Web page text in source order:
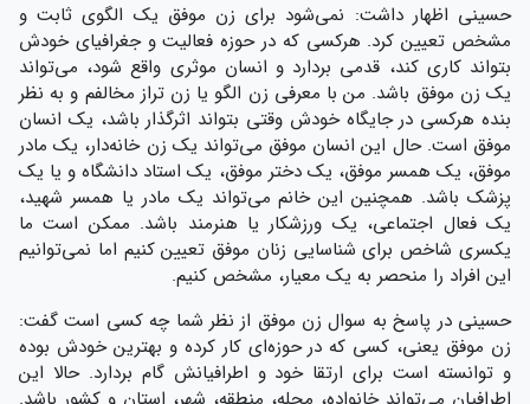
حسینی اظهار داشت: نمی‌شود برای زن موفق یک الگوی ثابت و
مشخص تعیین کرد. هرکسی که در حوزه فعالیت و جغرافیای خودش
بتواند کاری کند، قدمی بردارد و انسان موثری واقع شود، می‌تواند
یک زن موفق باشد. من با معرفی زن الگو یا زن تراز مخالفم و به نظر
بنده هرکسی در جایگاه خودش وقتی بتواند اثرگذار باشد، یک انسان
موفق است. حال این انسان موفق می‌تواند یک زن خانه‌دار، یک مادر
موفق، یک همسر موفق، یک دختر موفق، یک استاد دانشگاه و یا یک
پزشک باشد. همچنین این خانم می‌تواند یک مادر یا همسر شهید،
یک فعال اجتماعی، یک ورزشکار یا هنرمند باشد. ممکن است ما
یکسری شاخص برای شناسایی زنان موفق تعیین کنیم اما نمی‌توانیم
این افراد را منحصر به یک معیار، مشخص کنیم.
حسینی در پاسخ به سوال زن موفق از نظر شما چه کسی است گفت:
زن موفق یعنی، کسی که در حوزه‌ای کار کرده و بهترین خودش بوده
و توانسته است برای ارتقا خود و اطرافیانش گام بردارد. حالا این